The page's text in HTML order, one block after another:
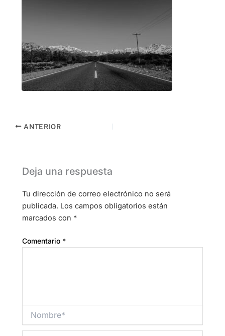
ANTERIOR
Deja una respuesta
Tu dirección de correo electrónico no será
publicada. Los campos obligatorios están
marcados con *
Comentario *